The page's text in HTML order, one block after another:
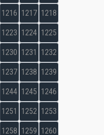
1216 1217 1218
1223 1224 1225
1230 1231 1232
1237 1238 1239
1244 1245 1246
1251 1252 1253
1258 1259 1260